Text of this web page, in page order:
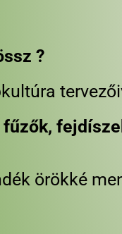
?
örökké